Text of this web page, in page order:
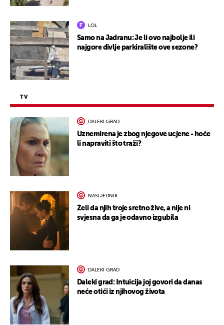
LOL
Samo na Jadranu: Je li ovo najbolje ili
najgore divlje parkiralište ove sezone?
TV
DALEKI GRAD
Uznemirena je zbog njegove ucjene - hoće
li napraviti što traži?
NASLJEDNIK
Želi da njih troje sretno žive, a nije ni
svjesna da ga je odavno izgubila
DALEKI GRAD
Daleki grad: Intuicija joj govori da danas
neće otići iz njihovog života